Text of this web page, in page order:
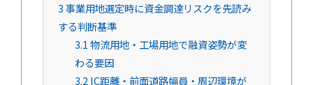
3事業用地選定時に資金調達リスクを先読み
する判断基準
3.1物流用地・工場用地で融資姿勢が変
わる要因
3.2IC距離・前面道路幅員・周辺環境が